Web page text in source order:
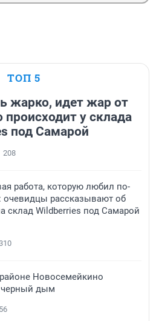
ТОП 5
жарко, идет жар от
происходит у склада
под Самарой
208
работа, которую любил по-
очевидцы рассказывают об
склад Wildberries под Самарой
Новосемейкино
черный дым
56